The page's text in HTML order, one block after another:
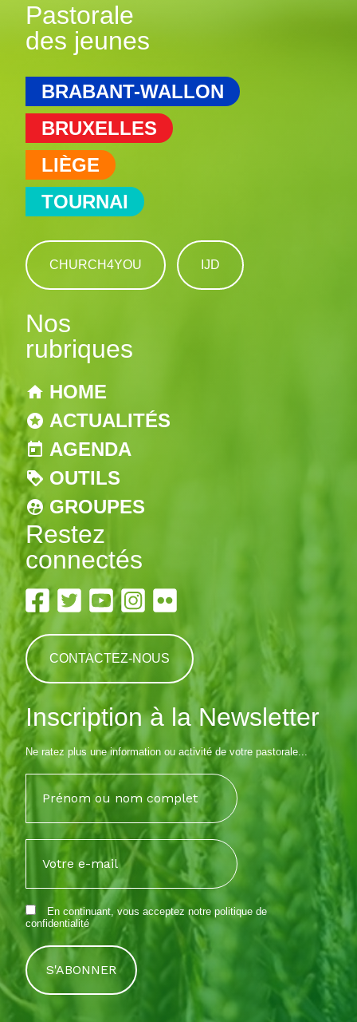
Pastorale
des jeunes
BRABANT-WALLON
BRUXELLES
LIÈGE
TOURNAI
CHURCH4YOU IJD
Nos
rubriques
HOME
ACTUALITÉS
AGENDA
OUTILS
GROUPES
Restez
connectés
CONTACTEZ-NOUS
Inscription à la Newsletter
Ne ratez plus une information ou activité de votre pastorale...
En continuant, vous acceptez notre politique de
confidentialité